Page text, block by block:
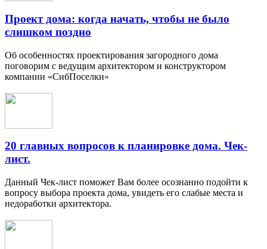
Проект дома: когда начать, чтобы не было
слишком поздно
Об особенностях проектирования загородного дома
поговорим с ведущим архитектором и конструктором
компании «СибПоселки»
20 главных вопросов к планировке дома. Чек-
лист.
Данный Чек-лист поможет Вам более осознанно подойти к
вопросу выбора проекта дома, увидеть его слабые места и
недоработки архитектора.